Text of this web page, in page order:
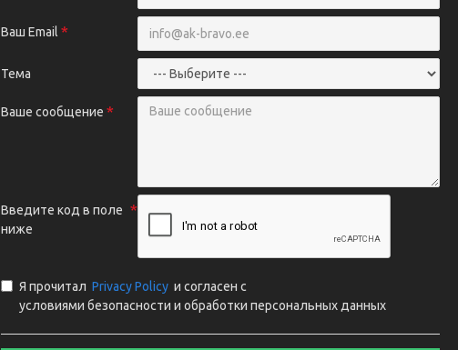
Ваш Email
Тема
Ваше сообщение
Введите код в поле
ниже
Я прочитал Privacy Policy и согласен с
условиями безопасности и обработки персональных данных